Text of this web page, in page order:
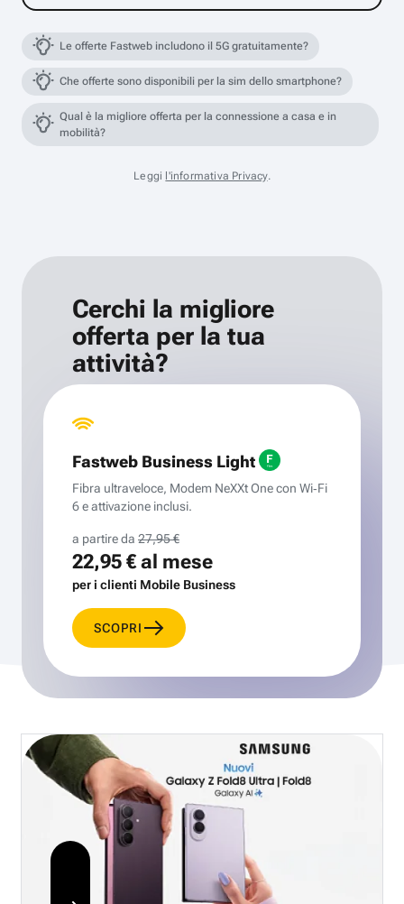
Le offerte Fastweb includono il 5G gratuitamente?
Che offerte sono disponibili per la sim dello smartphone?
Qual è la migliore offerta per la connessione a casa e in
mobilità?
Leggi l'informativa Privacy.
Cerchi la migliore
offerta per la tua
attività?
Fastweb Business Light
Fibra ultraveloce, Modem NeXXt One con Wi‑Fi
6 e attivazione inclusi.
a partire da 27,95 €
22,95 €al mese
per i clienti Mobile Business
SCOPRI